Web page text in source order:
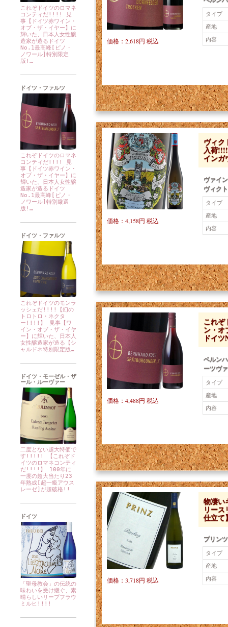
これぞドイツのロマネ
コンティだ!!!! 見
事【ドイツ赤ワイン・
オブ・ザ・イヤー】に
輝いた、日本人女性醸
造家が造るドイツ
No.1最高峰[ピノ・
ノワール]特別限定
版!…
ドイツ・ファルツ
これぞドイツのロマネ
コンティだ!!!! 見
事【ドイツ赤ワイン・
オブ・ザ・イヤー】に
輝いた、日本人女性醸
造家が造るドイツ
No.1最高峰[ピノ・
ノワール]特別厳選
版!…
ドイツ・ファルツ
これぞドイツのモンラ
ッシェだ!!!!【幻の
トロトロ・ネクタ
ー!!!!】 見事【ワ
イン・オブ・ザ・イヤ
ー】に輝いた、日本人
女性醸造家が造る【シ
ャルドネ特別限定版…
ドイツ・モーゼル・ザ
ール・ルーヴァー
二度とない超大特価で
す!!!!! 【これぞド
イツのロマネコンティ
だ!!!!】 100年に
一度の超大当たり23
年熟成[超一級アウス
レーゼ]が超破格!!
ドイツ
「聖母教会」の伝統の
味わいを受け継ぐ、素
晴らしいリープフラウ
ミルヒ!!!!
タイプ
産地
内容
価格：2,618円 税込
ヴィク
入荷
イン
ヴァイ
ヴィク
タイプ
産地
内容
価格：4,158円 税込
これぞ
ン・オ
ドイ
ベルン
ーツヴ
タイプ
産地
内容
価格：4,488円 税込
物凄い
リー
仕立
プリン
タイプ
産地
内容
価格：3,718円 税込